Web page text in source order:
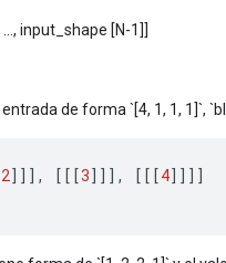
input_shape [N-1]]
de forma `[4, 1, 1, 1]`,
2]]], [[[3]]], [[[4]]]]